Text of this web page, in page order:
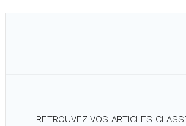
RETROUVEZ VOS ARTICLES